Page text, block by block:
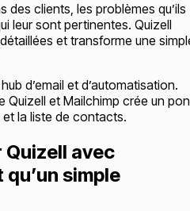
des clients, les problèmes qu’ils
leur sont pertinentes. Quizell
et transforme une
d’email et d’automatisation.
Quizell et Mailchimp crée un
et la liste de contacts.
avec
simple